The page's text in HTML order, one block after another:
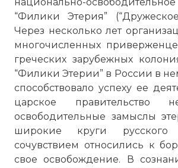
“Филики Этерия”
Через несколько лет
многочисленных
греческих зарубежных
“Филики Этерии” в России в
способствовало успеху ее
царское правительство
освободительные замыслы
широкие круги
сочувствием относились к
свое освобождение. В